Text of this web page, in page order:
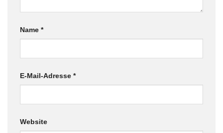
Name *
E-Mail-Adresse *
Website